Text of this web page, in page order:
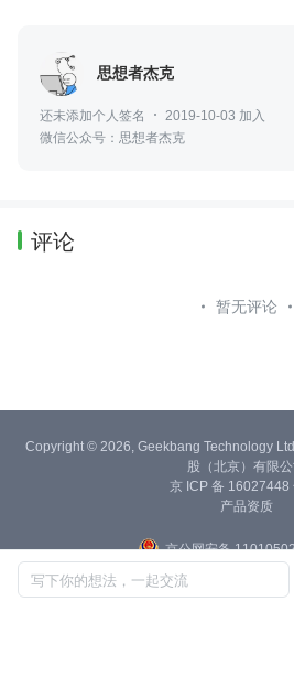
思想者杰克
还未添加个人签名
2019-10-03 加入
微信公众号：思想者杰克
评论
暂无评论
写下你的想法，一起交流
Copyright © 2026, Geekbang Technology
股（北京）有限公
京 ICP 备 16027448
产品资质
京公网安备